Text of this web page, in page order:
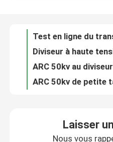
Nous contacter
Demandez un devis
Matériel d'essai au feu
Laisser
Nous vous